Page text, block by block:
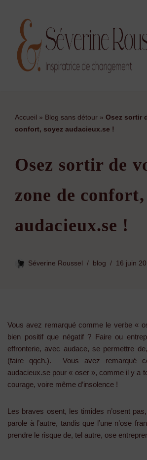
Aller
contenu
Accueil » Blog sans détour » Osez sortir
confort, soyez audacieux.se !
Osez sortir de
zone de confort,
audacieux.se !
Séverine Roussel blog 16 juin
Vous avez remarqué comme le verbe «
bien positif que négatif ? Faire ou
effronterie, avec audace, se permettre de,
(faire qqch.). Vous avez remarqué
audacieux.se pour « oser », comme il y a
courage, voire même d’insolence !
Les braves osent, les timides n’osent
parole à l’autre, tandis que l’une n’ose
prendre le risque de, tel autre, ose